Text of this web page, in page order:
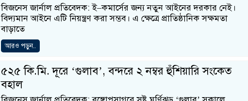
বিজনেস জার্নাল প্রতিবেদক: ই–কমার্সের জন্য নতুন আইনের দরকার নেই।
বিদ্যমান আইনে এটি নিয়ন্ত্রণ করা সম্ভব। এ ক্ষেত্রে প্রাতিষ্ঠানিক সক্ষমতা
বাড়াতে
আরও পড়ুন..
৫২৫ কি.মি. দূরে ‘গুলাব’, বন্দরে ২ নম্বর হুঁশিয়ারি সংকেত
বহাল